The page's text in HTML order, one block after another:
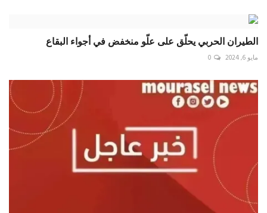
الطيران الحربي يحلّق على علّو منخفض في أجواء البقاع
مايو 6, 2024 0